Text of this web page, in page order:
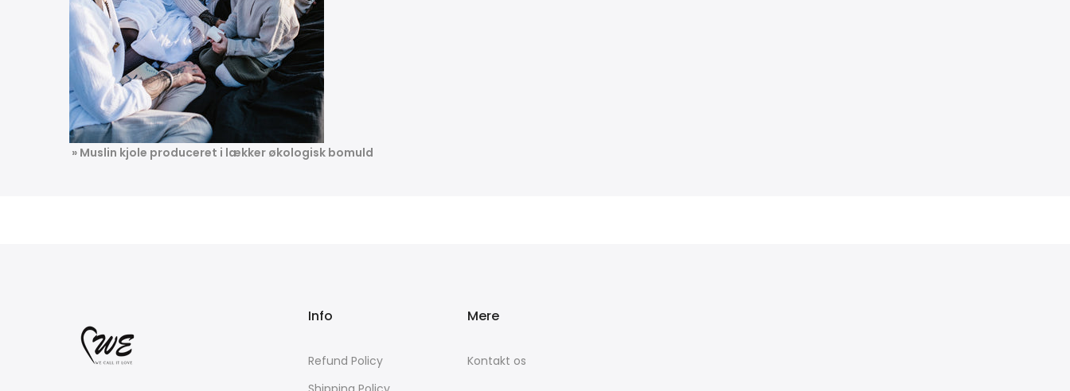
» Muslin kjole produceret i lækker økologisk bomuld
Info
Refund Policy
Mere
Kontakt os